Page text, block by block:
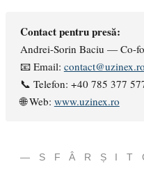
Contact pentru presă:
Andrei-Sorin Baciu — Co-
📧 Email: contact@uzinex.ro
📞 Telefon: +40 785 377
🌐 Web: www.uzinex.ro
— S F Â R Ș I T